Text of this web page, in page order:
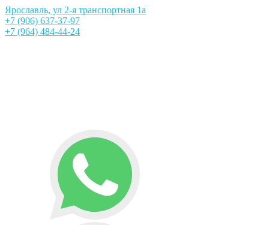
Ярославль, ул 2-я транспортная 1а
+7 (906) 637-37-97
+7 (964) 484-44-24